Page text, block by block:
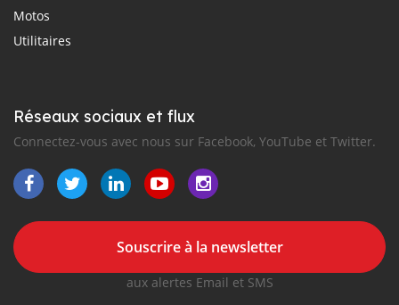
Motos
Utilitaires
Réseaux sociaux et flux
Connectez-vous avec nous sur Facebook, YouTube et Twitter.
Souscrire à la newsletter
aux alertes Email et SMS